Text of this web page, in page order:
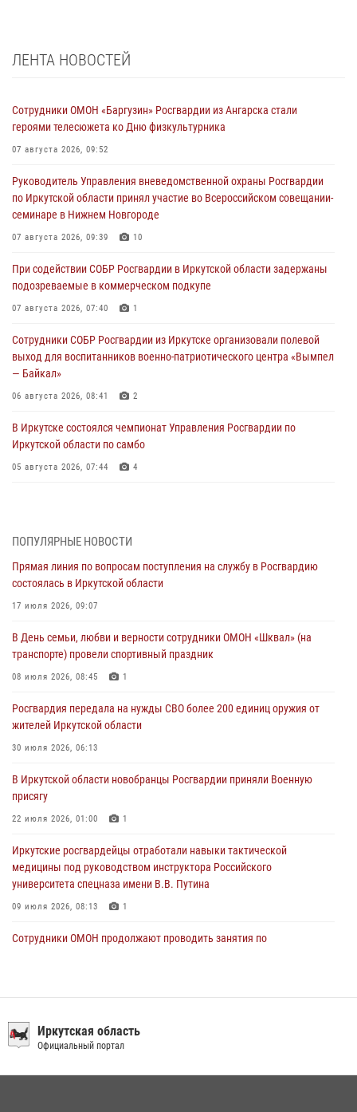
ЛЕНТА НОВОСТЕЙ
Сотрудники ОМОН «Баргузин» Росгвардии из Ангарска стали
героями телесюжета ко Дню физкультурника
07 августа 2026, 09:52
Руководитель Управления вневедомственной охраны Росгвардии
по Иркутской области принял участие во Всероссийском совещании-
семинаре в Нижнем Новгороде
07 августа 2026, 09:39 10
При содействии СОБР Росгвардии в Иркутской области задержаны
подозреваемые в коммерческом подкупе
07 августа 2026, 07:40 1
Сотрудники СОБР Росгвардии из Иркутске организовали полевой
выход для воспитанников военно-патриотического центра «Вымпел
— Байкал»
06 августа 2026, 08:41 2
В Иркутске состоялся чемпионат Управления Росгвардии по
Иркутской области по самбо
05 августа 2026, 07:44 4
04 августа 2026, 07:14 3
Росгвардейцы потушили загоревшийся автомобиль в Иркутске
03 августа 2026, 04:55
Дню Воздушно-десантных войск в Иркутской области
03 августа 2026, 03:32
сердца к сердцу» (видео)
31 июля 2026, 04:37
пропавшую пожилую женщину в Иркутске
30 июля 2026, 07:37
ПОПУЛЯРНЫЕ НОВОСТИ
Прямая линия по вопросам поступления на службу в Росгвардию
состоялась в Иркутской области
17 июля 2026, 09:07
В День семьи, любви и верности сотрудники ОМОН «Шквал» (на
транспорте) провели спортивный праздник
08 июля 2026, 08:45 1
Росгвардия передала на нужды СВО более 200 единиц оружия от
жителей Иркутской области
30 июля 2026, 06:13
В Иркутской области новобранцы Росгвардии приняли Военную
присягу
22 июля 2026, 01:00 1
Иркутские росгвардейцы отработали навыки тактической
медицины под руководством инструктора Российского
университета спецназа имени В.В. Путина
09 июля 2026, 08:13 1
Сотрудники ОМОН продолжают проводить занятия по
преступной группы, организовавшей бизнес по оказанию интим-
услуг
Иркутская область
Официальный портал